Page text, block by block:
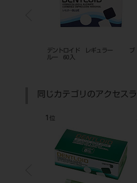
デントロイド レギュラー ブ
ルー 60入
同じカテゴリのアクセス
1 位